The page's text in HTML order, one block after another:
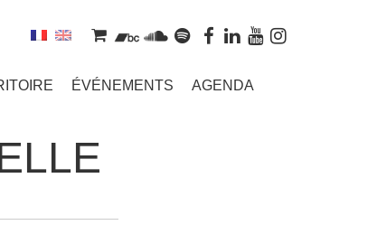
ÉVÉNEMENTS
AGENDA